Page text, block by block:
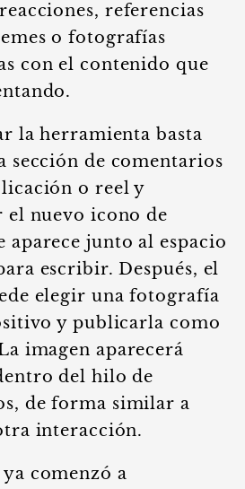
referencias
o fotografías
con el contenido que
la herramienta basta
sección de comentarios
o reel y
el nuevo icono de
aparece junto al espacio
escribir. Después, el
elegir una fotografía
y publicarla como
imagen aparecerá
del hilo de
de forma similar a
interacción.
comenzó a